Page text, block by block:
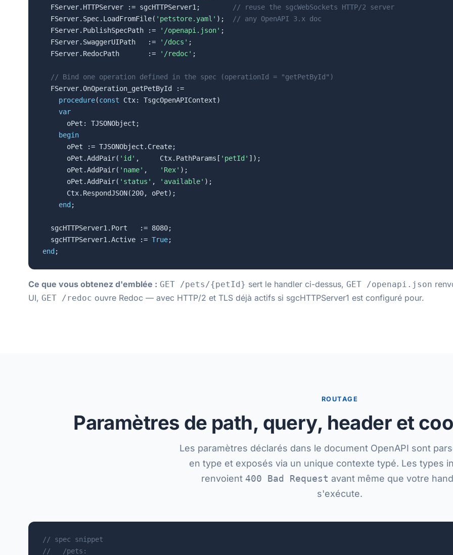
  FServer.HTTPServer := sgcHTTPServer1;
// reuse the sgcWebSockets HTTP/2 server
  FServer.Spec.LoadFromFile(
'petstore.yaml' );
// any OpenAPI 3.x doc
  FServer.PublishSpecPath :=
'/openapi.json' ;
  FServer.SwaggerUIPath   :=
'/docs' ;
  FServer.RedocPath       :=
'/redoc' ;
// Bind one operation defined in the spec (operationId = "getPetById")
  FServer.OnOperation_getPetById :=
procedure(const Ctx: TsgcOpenAPIContext)
var
      oPet: TJSONObject;
begin
      oPet := TJSONObject.Create;
      oPet.AddPair(
'id' ,     Ctx.PathParams[ 'petId' ]);
      oPet.AddPair(
'name' , 'Rex' );
      oPet.AddPair(
'status' , 'available' );
      Ctx.RespondJSON(200, oPet);
end ;
  sgcHTTPServer1.Port   := 8080;
  sgcHTTPServer1.Active :=
True
end ;
Ce que vous obtenez d'emblée : GET /pets/{petId} sert le handler ci-dessus, GET /openapi.json
UI, GET /redoc ouvre Redoc — avec HTTP/2 et TLS déjà actifs si sgcHTTPServer1 est configuré pour.
ROUTAGE
Paramètres de path, query, header et
Les paramètres déclarés dans le document OpenAPI sont
en type et exposés via un unique contexte typé. Les types
renvoient 400 Bad Request avant même que votre
s'exécute.
// spec snippet
//   /pets: